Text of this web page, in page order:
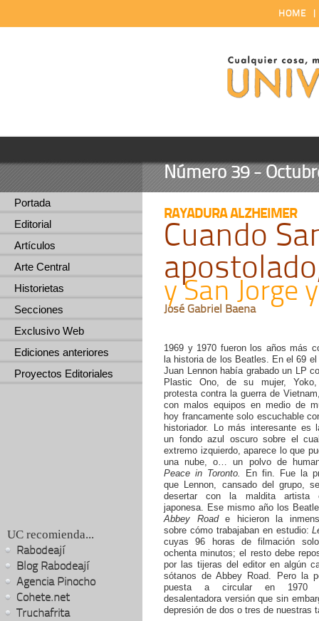
HOME
Número 39 -
Portada
Editorial
Artículos
Arte Central
Historietas
Secciones
Exclusivo Web
Ediciones anteriores
Proyectos Editoriales
UC recomienda...
Rabodeají
Blog Rabodeají
Agencia Pinocho
Cohete.net
Truchafrita
RAYADURA ALZHEIMER
Cuando
y San Jorge
José Gabriel Baena
1969 y 1970 fueron los años más
la historia de los Beatles. En el 69
Juan Lennon había grabado un LP
Plastic Ono, de su mujer,
protesta contra la guerra de
con malos equipos en medio de
hoy francamente solo escuchable
historiador. Lo más interesante es
un fondo azul oscuro sobre el
extremo izquierdo, aparece lo que
una nube, o… un polvo de
Peace in Toronto.
En fin. Fue la
que Lennon, cansado del grupo,
desertar con la maldita artista
japonesa. Ese mismo año los
Abbey Roade hicieron la
sobre cómo trabajaban en estudio:
cuyas 96 horas de filmación solo
ochenta minutos; el resto debe
por las tijeras del editor en algún
sótanos de Abbey Road. Pero la
puesta a circular en 1970
desalentadora versión que sin
depresión de dos o tres de nuestras